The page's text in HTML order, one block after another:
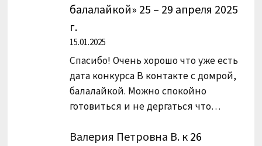
балалайкой» 25 – 29 апреля 2025
г.
15.01.2025
Спасибо! Очень хорошо что уже есть
дата конкурса В контакте с домрой,
балалайкой. Можно спокойно
готовиться и не дергаться что…
Валерия Петровна В. к 26